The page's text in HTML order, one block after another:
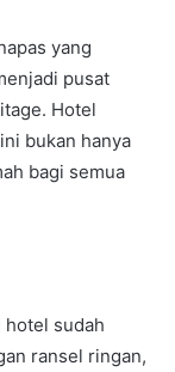
yang
pusat
Hotel
bukan hanya
bagi semua
hotel sudah
ransel ringan,